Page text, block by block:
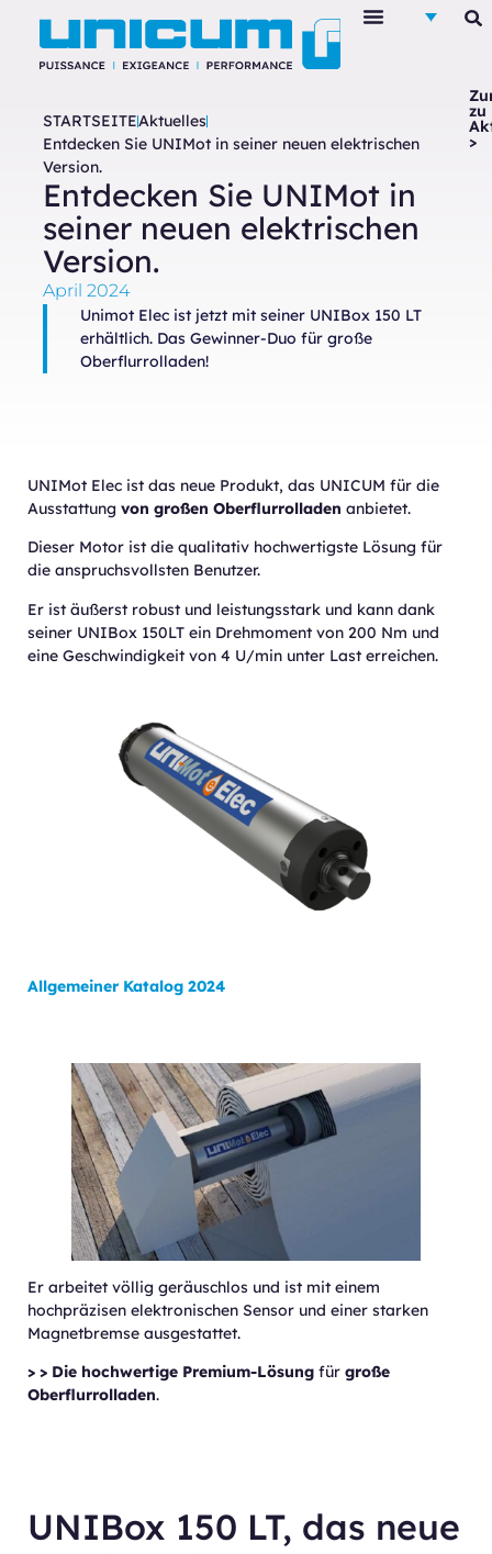
STARTSEITEAktuelles
Entdecken Sie UNIMot in seiner neuen elektrischen
Version.
Entdecken Sie UNIMot in
seiner neuen elektrischen
Version.
April 2024
Unimot Elec ist jetzt mit seiner UNIBox 150 LT
erhältlich. Das Gewinner-Duo für große
Oberflurrolladen!
zu
>
UNIMot Elec ist das neue Produkt, das UNICUM für die
Ausstattung von großen Oberflurrolladen anbietet.
Dieser Motor ist die qualitativ hochwertigste Lösung für
die anspruchsvollsten Benutzer.
Er ist äußerst robust und leistungsstark und kann dank
seiner UNIBox 150LT ein Drehmoment von 200 Nm und
eine Geschwindigkeit von 4 U/min unter Last erreichen.
Allgemeiner Katalog 2024
Er arbeitet völlig geräuschlos und ist mit einem
hochpräzisen elektronischen Sensor und einer starken
Magnetbremse ausgestattet.
> > Die hochwertige Premium-Lösung für große
Oberflurrolladen.
UNIBox 150 LT, das neue